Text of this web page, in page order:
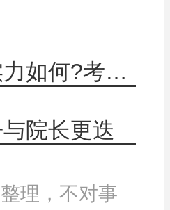
上一篇：电子科技大学物理学院实力如何?考研有哪些专业可选?
院长更迭
理，不对事